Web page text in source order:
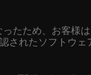
たため、お客様
されたソフトウ